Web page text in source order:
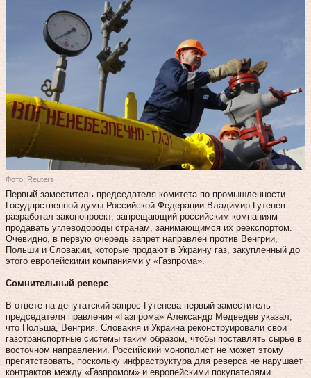
Фото: Reuters
Первый заместитель председателя комитета по промышленности
Государственной думы Российской Федерации Владимир Гутенев
разработал законопроект, запрещающий российским компаниям
продавать углеводороды странам, занимающимся их реэкспортом.
Очевидно, в первую очередь запрет направлен против Венгрии,
Польши и Словакии, которые продают в Украину газ, закупленный до
этого европейскими компаниями у «Газпрома».
Сомнительный реверс
В ответе на депутатский запрос Гутенева первый заместитель
председателя правления «Газпрома» Александр Медведев указал,
что Польша, Венгрия, Словакия и Украина реконструировали свои
газотранспортные системы таким образом, чтобы поставлять сырье в
восточном направлении. Российский монополист не может этому
препятствовать, поскольку инфраструктура для реверса не нарушает
контрактов между «Газпромом» и европейскими покупателями.